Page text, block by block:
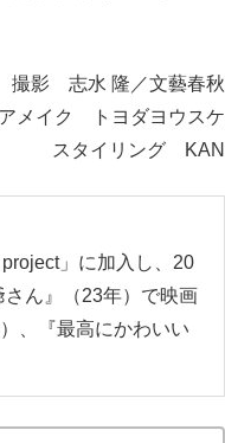
撮影 志水 隆／文藝春秋
メイク トヨダヨウスケ
スタイリング KAN
」に加入し、20
ん』（23年）で映画
、『最高にかわいい